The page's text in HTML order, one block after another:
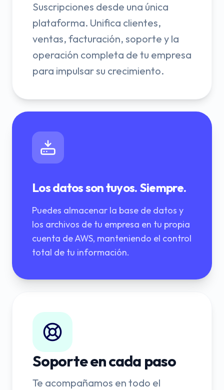
Suscripciones desde una única
plataforma. Unifica clientes,
ventas, facturación, soporte y la
operación completa de tu empresa
para impulsar su crecimiento.
Los datos son tuyos. Siempre.
Puedes almacenar la base de datos y
los archivos de tu empresa en tu propia
cuenta de AWS, manteniendo el control
total de tu información.
Soporte en cada paso
Te acompañamos en todo el